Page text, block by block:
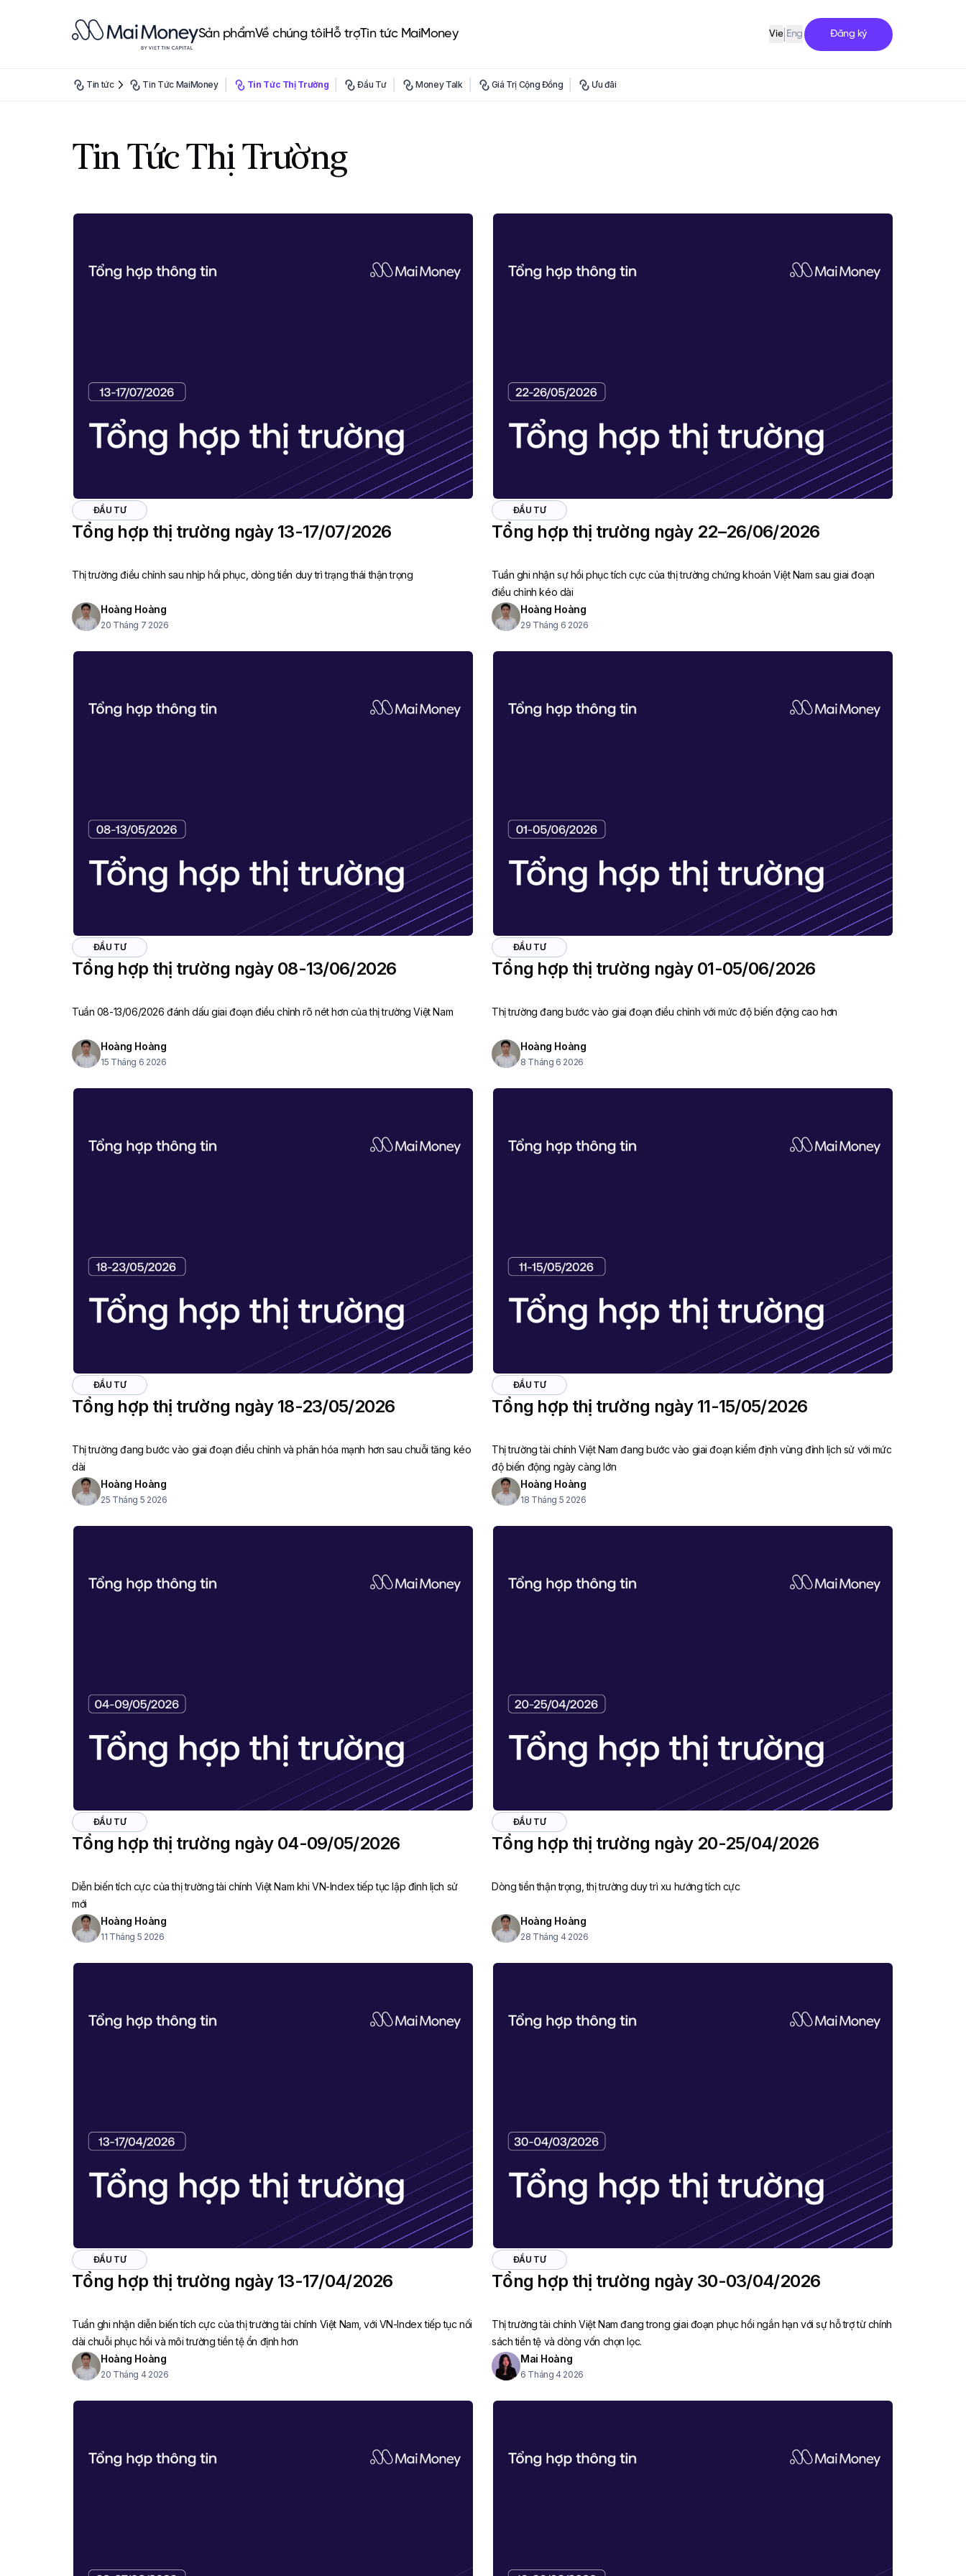
Sản phẩmVề chúng tôiHỗ trợTin tức MaiMoney Vie Eng Đăng ký
Tin tức Tin Tức MaiMoney Tin Tức Thị Trường Đầu Tư Money Talk Giá Trị Cộng Đồng Ưu đãi
Tin Tức Thị Trường
ĐẦU TƯ
Tổng hợp thị trường ngày 13-17/07/2026
Thị trường điều chỉnh sau nhịp hồi phục, dòng tiền duy trì trạng thái thận trọng
Hoàng Hoàng
20 Tháng 7 2026
ĐẦU TƯ
Tổng hợp thị trường ngày 22–26/06/2026
Tuần ghi nhận sự hồi phục tích cực của thị trường chứng khoán Việt Nam sau giai đoạn
điều chỉnh kéo dài
Hoàng Hoàng
29 Tháng 6 2026
ĐẦU TƯ
Tổng hợp thị trường ngày 08-13/06/2026
Tuần 08-13/06/2026 đánh dấu giai đoạn điều chỉnh rõ nét hơn của thị trường Việt Nam
Hoàng Hoàng
15 Tháng 6 2026
ĐẦU TƯ
Tổng hợp thị trường ngày 01-05/06/2026
Thị trường đang bước vào giai đoạn điều chỉnh với mức độ biến động cao hơn
Hoàng Hoàng
8 Tháng 6 2026
ĐẦU TƯ
Tổng hợp thị trường ngày 18-23/05/2026
Thị trường đang bước vào giai đoạn điều chỉnh và phân hóa mạnh hơn sau chuỗi tăng kéo
dài
Hoàng Hoàng
25 Tháng 5 2026
ĐẦU TƯ
Tổng hợp thị trường ngày 11-15/05/2026
Thị trường tài chính Việt Nam đang bước vào giai đoạn kiểm định vùng đỉnh lịch sử với mức
độ biến động ngày càng lớn
Hoàng Hoàng
18 Tháng 5 2026
ĐẦU TƯ
Tổng hợp thị trường ngày 04-09/05/2026
Diễn biến tích cực của thị trường tài chính Việt Nam khi VN-Index tiếp tục lập đỉnh lịch sử
mới
Hoàng Hoàng
11 Tháng 5 2026
ĐẦU TƯ
Tổng hợp thị trường ngày 20-25/04/2026
Dòng tiền thận trọng, thị trường duy trì xu hướng tích cực
Hoàng Hoàng
28 Tháng 4 2026
ĐẦU TƯ
Tổng hợp thị trường ngày 13-17/04/2026
Tuần ghi nhận diễn biến tích cực của thị trường tài chính Việt Nam, với VN-Index tiếp tục nối
dài chuỗi phục hồi và môi trường tiền tệ ổn định hơn
Hoàng Hoàng
20 Tháng 4 2026
ĐẦU TƯ
Tổng hợp thị trường ngày 30-03/04/2026
Thị trường tài chính Việt Nam đang trong giai đoạn phục hồi ngắn hạn với sự hỗ trợ từ chính
sách tiền tệ và dòng vốn chọn lọc.
Mai Hoàng
6 Tháng 4 2026